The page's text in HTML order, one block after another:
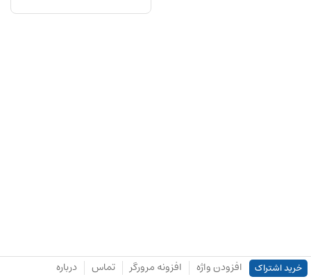
خرید اشتراک افزودن واژه افزونه مرورگر تماس درباره